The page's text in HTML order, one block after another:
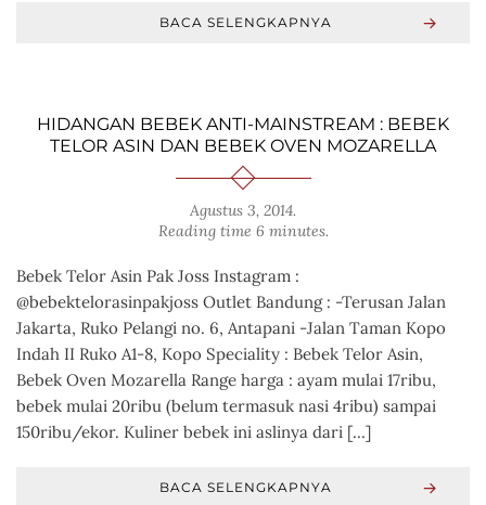
BACA SELENGKAPNYA
HIDANGAN BEBEK ANTI-MAINSTREAM : BEBEK
TELOR ASIN DAN BEBEK OVEN MOZARELLA
Agustus 3, 2014.
Reading time 6 minutes.
Bebek Telor Asin Pak Joss Instagram :
@bebektelorasinpakjoss Outlet Bandung : -Terusan Jalan
Jakarta, Ruko Pelangi no. 6, Antapani -Jalan Taman Kopo
Indah II Ruko A1-8, Kopo Speciality : Bebek Telor Asin,
Bebek Oven Mozarella Range harga : ayam mulai 17ribu,
bebek mulai 20ribu (belum termasuk nasi 4ribu) sampai
150ribu/ekor. Kuliner bebek ini aslinya dari […]
BACA SELENGKAPNYA